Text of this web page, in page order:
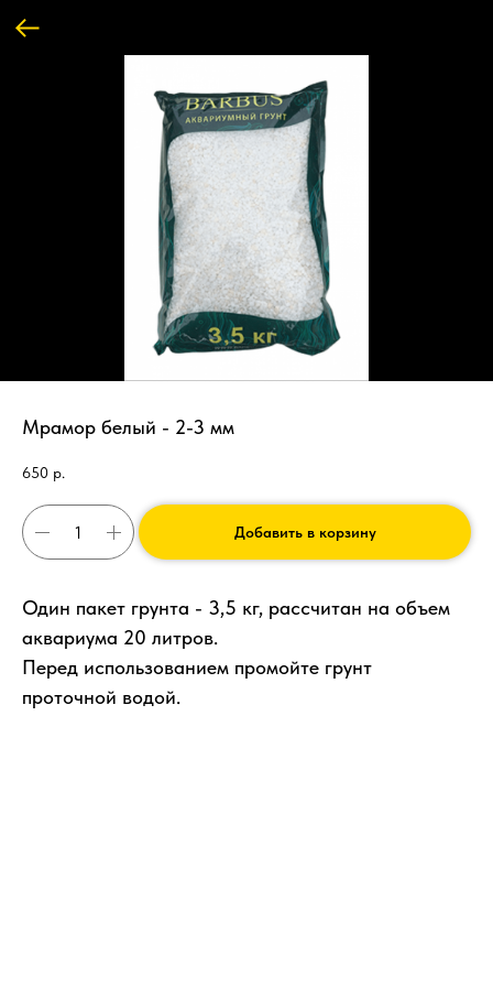
Мрамор белый - 2-3 мм
650 р.
Добавить в корзину
Один пакет грунта - 3,5 кг, рассчитан на объем
аквариума 20 литров.
Перед использованием промойте грунт
проточной водой.